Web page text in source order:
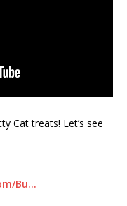
Cat treats! Let’s see
Bu…